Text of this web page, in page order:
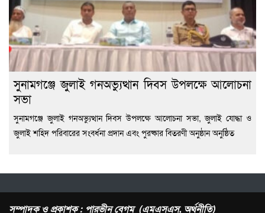
সুনামগঞ্জে জুলাই গনঅভ্যুত্থান দিবস উপলক্ষে আলোচনা
সভা
সুনামগঞ্জে জুলাই গনঅভ্যুত্থান দিবস উপলক্ষে আলোচনা সভা, জুলাই যোদ্ধা ও
জুলাই শহিদ পরিবারের সংবর্ধনা প্রদান এবং পুরষ্কার বিতরণী অনুষ্ঠান অনুষ্ঠিত
সম্পাদক ও প্রকাশক : পারভীন বেগম (এমএসএস, অর্থনীতি)